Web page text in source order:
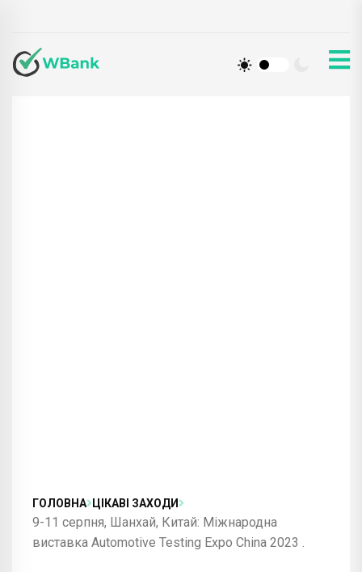
ГОЛОВНА ЦІКАВІ ЗАХОДИ
9-11 серпня, Шанхай, Китай: Міжнародна
виставка Automotive Testing Expo China 2023 .